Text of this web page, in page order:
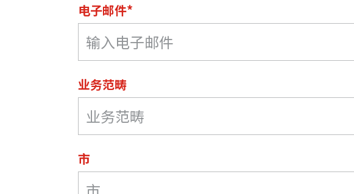
电子邮件*
业务范畴
市